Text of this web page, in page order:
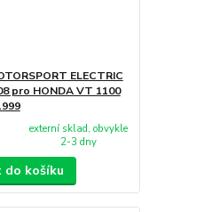
ELECTRIC
pro HONDA VT 1100
externí sklad, obvykle
2-3 dny
do košíku